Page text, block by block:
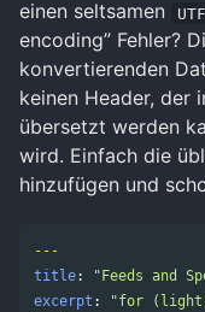
einen seltsamen
encoding” Fehler?
konvertierenden
keinen Header, der
übersetzt werden
wird. Einfach die
hinzufügen und
---
title: " Feeds and
excerpt : "for